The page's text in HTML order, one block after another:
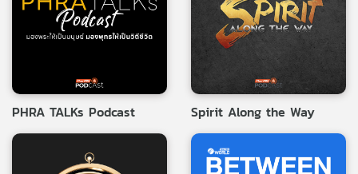
PHRA TALKs Podcast Spirit Along the Way